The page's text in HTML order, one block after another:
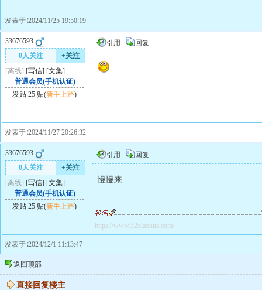
发表于∶2024/11/25 19:50:19
33676593
0人关注
+关注
[离线] [写信] [文集]
普通会员(手机认证)
发贴 25 贴(新手上路)
引用 回复
发表于∶2024/11/27 20:26:32
33676593
0人关注
+关注
[离线] [写信] [文集]
普通会员(手机认证)
发贴 25 贴(新手上路)
引用 回复
慢慢来
https://www.52xiaohua.com/
发表于∶2024/12/1 11:13:47
返回顶部
直接回复楼主